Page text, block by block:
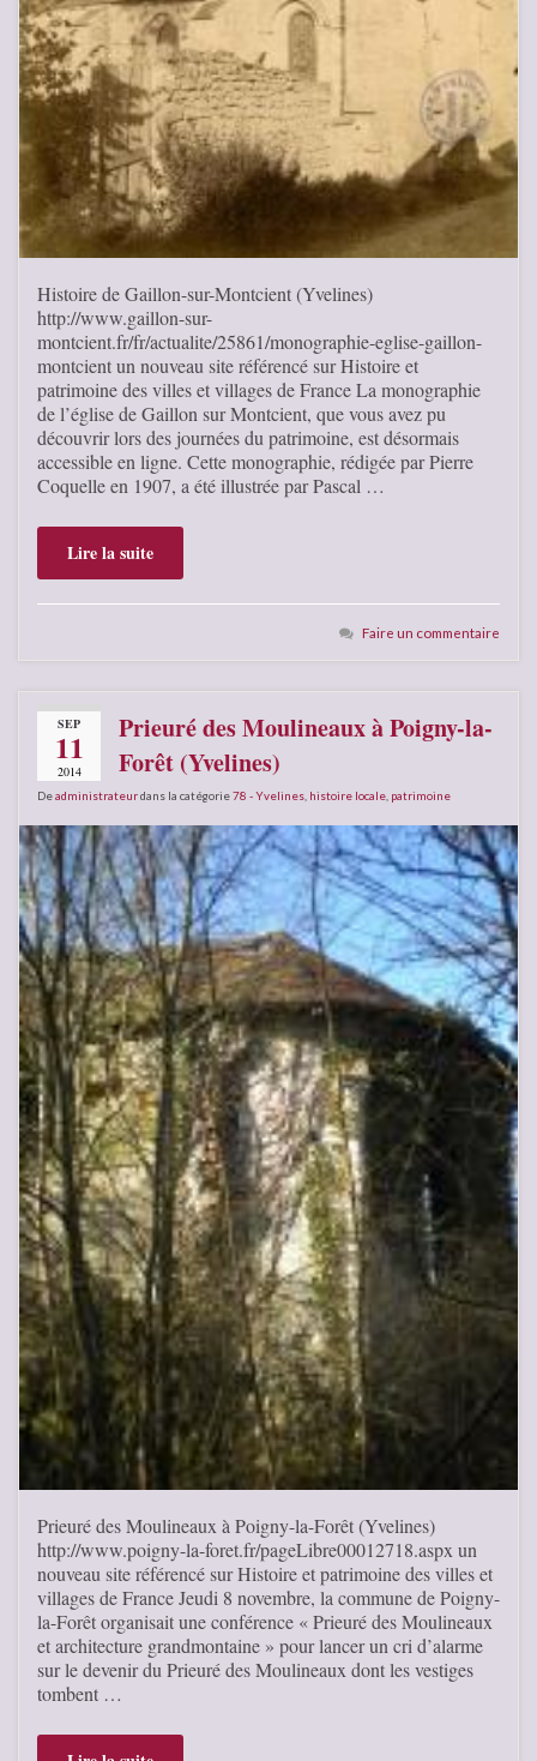
Histoire de Gaillon-sur-Montcient (Yvelines)
http://www.gaillon-sur-
montcient.fr/fr/actualite/25861/monographie-eglise-gaillon-
montcient un nouveau site référencé sur Histoire et
patrimoine des villes et villages de France La monographie
de l’église de Gaillon sur Montcient, que vous avez pu
découvrir lors des journées du patrimoine, est désormais
accessible en ligne. Cette monographie, rédigée par Pierre
Coquelle en 1907, a été illustrée par Pascal …
Lire la suite
Faire un commentaire
SEP
11
2014
Prieuré des Moulineaux à Poigny-la-
Forêt (Yvelines)
Deadministrateurdans la catégorie78 - Yvelines histoire locale patrimoine
Prieuré des Moulineaux à Poigny-la-Forêt (Yvelines)
http://www.poigny-la-foret.fr/pageLibre00012718.aspx un
nouveau site référencé sur Histoire et patrimoine des villes et
villages de France Jeudi 8 novembre, la commune de Poigny-
la-Forêt organisait une conférence « Prieuré des Moulineaux
et architecture grandmontaine » pour lancer un cri d’alarme
sur le devenir du Prieuré des Moulineaux dont les vestiges
tombent …